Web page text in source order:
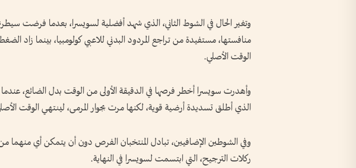
وتغير الحال في الشوط الثاني، الذي شهد أفضلية لسويسرا، بعدما فرضت
منافستها، مستفيدة من تراجع المردود البدني للاعبي كولومبيا، بينما زاد
الوقت الأصلي.
وأهدرت سويسرا أخطر فرصها في الدقيقة الأولى من الوقت بدل الضائع، عندما
الذي أطلق تسديدة أرضية قوية، لكنها مرت بجوار المرمى، لينتهي الوقت
وفي الشوطين الإضافيين، تبادل المنتخبان الفرص دون أن يتمكن أي منهما من
ركلات الترجيح، التي ابتسمت لسويسرا في النهاية.